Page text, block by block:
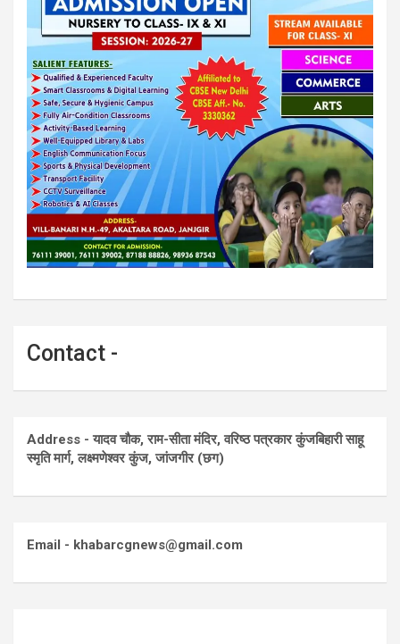
Contact -
Address - यादव चौक, राम-सीता मंदिर, वरिष्ठ पत्रकार कुंजबिहारी साहू
स्मृति मार्ग, लक्ष्मणेश्वर कुंज, जांजगीर (छग)
Email - khabarcgnews@gmail.com